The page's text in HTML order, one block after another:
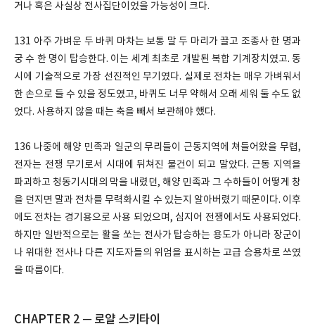
거나 혹은 사실상 전사집단이었을 가능성이 크다.
131 아주 가벼운 두 바퀴 마차는 보통 말 두 마리가 끌고 조종사 한 명과
궁 수 한 명이 탑승한다. 이는 세계 최초로 개발된 복합 기계장치였고. 동
시에 기술적으로 가장 선진적인 무기였다. 실제로 전차는 매우 가벼워서
한 손으로 들 수 있을 정도였고, 바퀴도 너무 약해서 오래 세워 둘 수도 없
었다. 사용하지 않을 때는 축을 빼서 보관해야 했다.
136 나중에 해양 민족과 일군의 무리들이 근동지역에 쳐들어왔을 무렵,
전자는 전쟁 무기로서 시대에 뒤쳐진 물건이 되고 말았다. 근동 지역을
파괴하고 청동기시대의 막을 내렸던, 해양 민족과 그 수하들이 어떻게 창
을 던지면 말과 전차를 무력화시킬 수 있는지 알아버렸기 때문이다. 이후
에도 전차는 경기용으로 사용 되었으며, 심지어 전쟁에서도 사용되었다.
하지만 일반적으로는 활을 쏘는 전사가 탑승하는 용도가 아니라 장군이
나 위대한 전사나 다른 지도자들의 위엄을 표시하는 고급 승용차로 쓰였
을 따름이다.
CHAPTER 2 ─ 로얄 스키타이